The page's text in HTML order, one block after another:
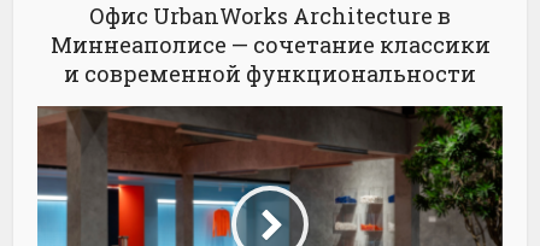
Офис UrbanWorks Architecture в
Миннеаполисе — сочетание классики
и современной функциональности